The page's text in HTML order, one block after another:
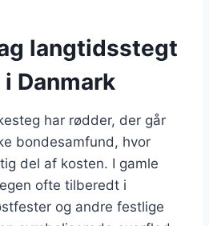
langtidsstegt
Danmark
har rødder, der går
bondesamfund, hvor
del af kosten. I gamle
ofte tilberedt i
og andre festlige